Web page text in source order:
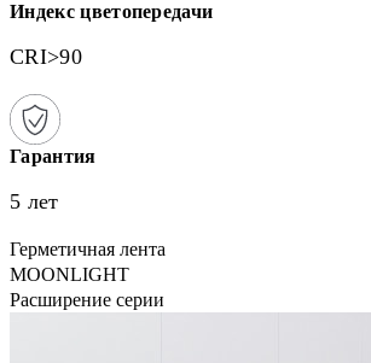
Индекс цветопередачи
CRI>90
Гарантия
5 лет
Герметичная лента
MOONLIGHT
Расширение серии